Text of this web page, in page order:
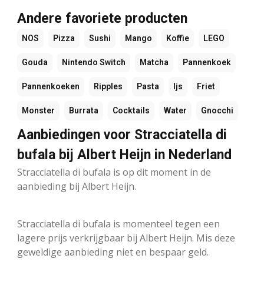
Andere favoriete producten
NOS Pizza Sushi Mango Koffie LEGO
Gouda Nintendo Switch Matcha Pannenkoek
Pannenkoeken Ripples Pasta Ijs Friet
Monster Burrata Cocktails Water Gnocchi
Aanbiedingen voor Stracciatella di
bufala bij Albert Heijn in Nederland
Stracciatella di bufala is op dit moment in de
aanbieding bij Albert Heijn.
Stracciatella di bufala is momenteel tegen een
lagere prijs verkrijgbaar bij Albert Heijn. Mis deze
geweldige aanbieding niet en bespaar geld.